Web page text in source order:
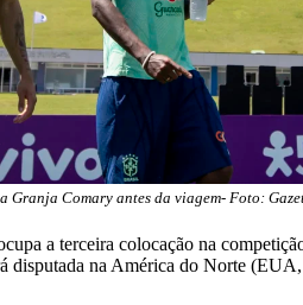
Granja Comary antes da viagem- Foto:
a terceira colocação na
disputada na América do Norte